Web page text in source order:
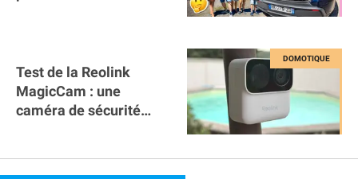
Test de la Reolink
MagicCam : une
caméra de sécurité